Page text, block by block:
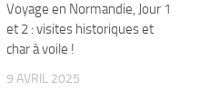
Voyage en Normandie, Jour 1
et 2 : visites historiques et
char à voile !
9 AVRIL 2025